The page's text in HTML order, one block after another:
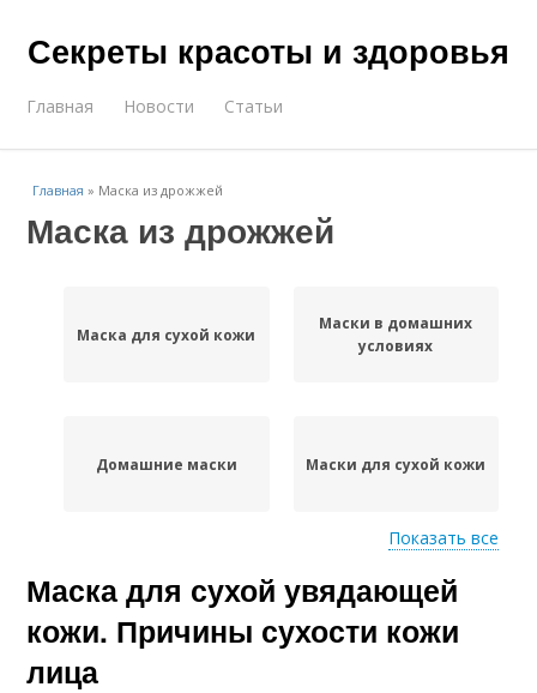
Секреты красоты и здоровья
Главная Новости Статьи
Главная » Маска из дрожжей
Маска из дрожжей
Маска для сухой кожи
Маски в домашних
условиях
Домашние маски Маски для сухой кожи
Маски для кожи Маска с белком
Показать все
Маска для сухой увядающей
кожи. Причины сухости кожи
лица